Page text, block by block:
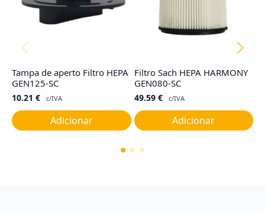
Tampa de aperto Filtro HEPA
GEN125-SC
10.21 € c/IVA
Adicionar
Filtro Sach HEPA HARMONY
GEN080-SC
49.59 € c/IVA
Adicionar